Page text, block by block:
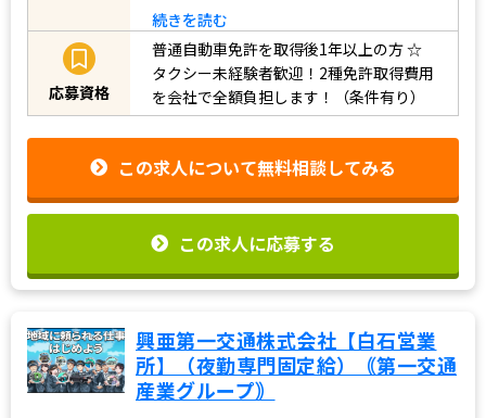
続きを読む
応募資格
普通自動車免許を取得後1年以上の方☆
タクシー未経験者歓迎！2種免許取得費用
を会社で全額負担します！（条件有り）
この求人について無料相談してみる
この求人に応募する
興亜第一交通株式会社【白石営業
所】（夜勤専門固定給）｟第一交通
産業グループ｠